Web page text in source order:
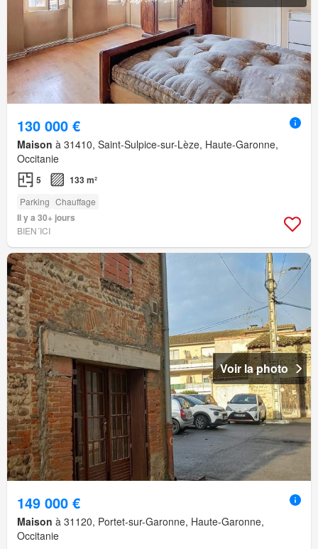
130 000 €
Maison à 31410, Saint-Sulpice-sur-Lèze, Haute-Garonne,
Occitanie
5 133 m²
Parking Chauffage
Il y a 30+ jours
BIEN´ICI
Voir la photo
149 000 €
Maison à 31120, Portet-sur-Garonne, Haute-Garonne,
Occitanie